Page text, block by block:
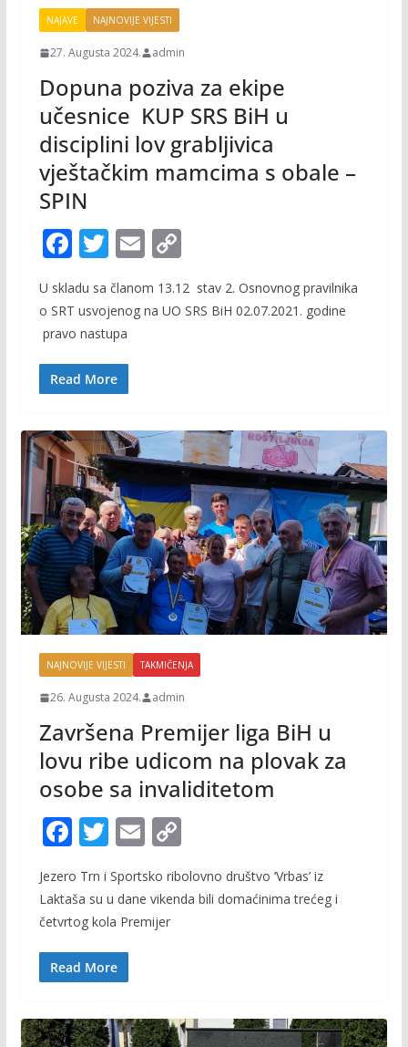
NAJAVE NAJNOVIJE VIJESTI
27. Augusta 2024. admin
Dopuna poziva za ekipe
učesnice KUP SRS BiH u
disciplini lov grabljivica
vještačkim mamcima s obale –
SPIN
F
ac
e
b
o
o
T
w
itt
er
E
ai
C
p
U skladu sa članom 13.12 stav 2. Osnovnog pravilnika
o SRT usvojenog na UO SRS BiH 02.07.2021. godine
pravo nastupa
Read More
NAJNOVIJE VIJESTI TAKMIČENJA
26. Augusta 2024. admin
Završena Premijer liga BiH u
lovu ribe udicom na plovak za
osobe sa invaliditetom
F
e
b
o
o
T
itt
er
E
m
ai
l
C
o
p
Jezero Trn i Sportsko ribolovno društvo ‘Vrbas’ iz
Laktaša su u dane vikenda bili domaćinima trećeg i
četvrtog kola Premijer
Read More